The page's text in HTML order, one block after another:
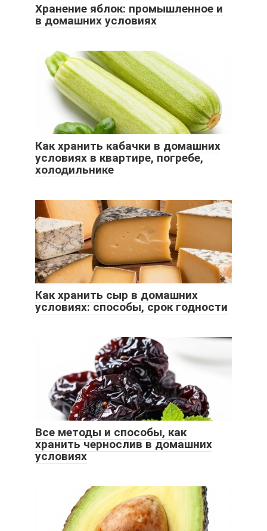
Хранение яблок: промышленное и
в домашних условиях
Как хранить кабачки в домашних
условиях в квартире, погребе,
холодильнике
Как хранить сыр в домашних
условиях: способы, срок годности
Все методы и способы, как
хранить чернослив в домашних
условиях